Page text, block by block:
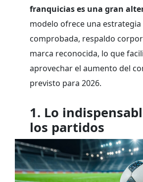
franquicias es una gran
modelo ofrece una estrategia
comprobada, respaldo
marca reconocida, lo que
aprovechar el aumento del
previsto para 2026.
1. Lo
los partidos